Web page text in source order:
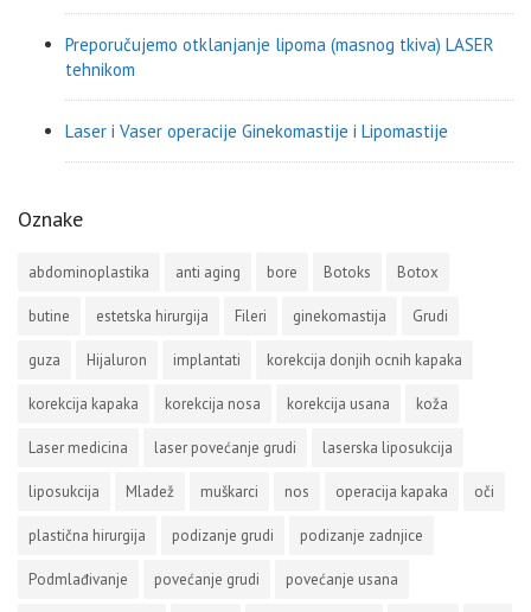
Preporučujemo otklanjanje lipoma (masnog tkiva) LASER
tehnikom
Laser i Vaser operacije Ginekomastije i Lipomastije
Oznake
abdominoplastika anti aging bore Botoks Botox
butine estetska hirurgija Fileri ginekomastija Grudi
guza Hijaluron implantati korekcija donjih ocnih kapaka
korekcija kapaka korekcija nosa korekcija usana koža
Laser medicina laser povećanje grudi laserska liposukcija
liposukcija Mladež muškarci nos operacija kapaka oči
plastična hirurgija podizanje grudi podizanje zadnjice
Podmlađivanje povećanje grudi povećanje usana